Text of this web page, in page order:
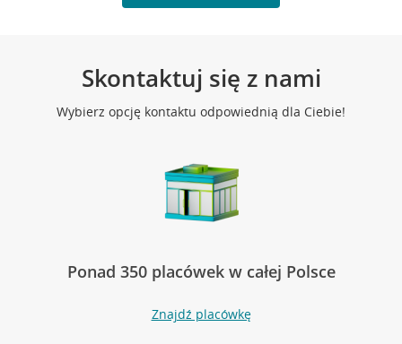
Skontaktuj się z nami
Wybierz opcję kontaktu odpowiednią dla Ciebie!
Ponad 350 placówek w całej Polsce
Znajdź placówkę